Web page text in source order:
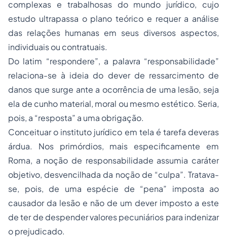
complexas e trabalhosas do mundo jurídico, cujo
estudo ultrapassa o plano teórico e requer a análise
das relações humanas em seus diversos aspectos,
individuais ou contratuais.
Do latim “respondere”, a palavra “responsabilidade”
relaciona-se à ideia do dever de ressarcimento de
danos que surge ante a ocorrência de uma lesão, seja
ela de cunho material, moral ou mesmo estético. Seria,
pois, a “resposta” a uma obrigação.
Conceituar o instituto jurídico em tela é tarefa deveras
árdua. Nos primórdios, mais especificamente em
Roma, a noção de responsabilidade assumia caráter
objetivo, desvencilhada da noção de “culpa”. Tratava-
se, pois, de uma espécie de “pena” imposta ao
causador da lesão e não de um dever imposto a este
de ter de despender valores pecuniários para indenizar
o prejudicado.